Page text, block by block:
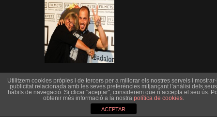
Utilitzem cookies pròpies i de tercers per a millorar els nostres serveis i
publicitat relacionada amb les seves preferències mitjançant l’anàlisi dels seus
hàbits de navegació. Si clicar "aceptar", considerem que n’accepta el seu ús.
obtenir més informació a la nostra política de cookies.
ACEPTAR